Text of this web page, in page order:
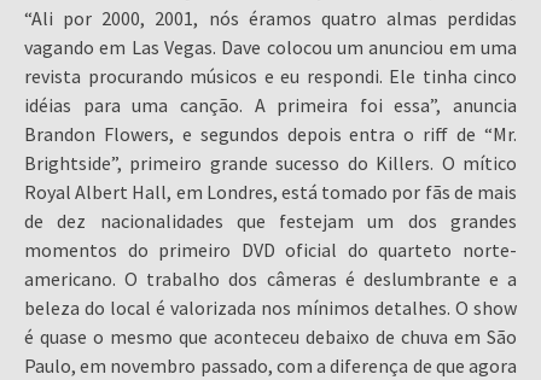
“Ali por 2000, 2001, nós éramos quatro almas perdidas
vagando em Las Vegas. Dave colocou um anunciou em uma
revista procurando músicos e eu respondi. Ele tinha cinco
idéias para uma canção. A primeira foi essa”, anuncia
Brandon Flowers, e segundos depois entra o riff de “Mr.
Brightside”, primeiro grande sucesso do Killers. O mítico
Royal Albert Hall, em Londres, está tomado por fãs de mais
de dez nacionalidades que festejam um dos grandes
momentos do primeiro DVD oficial do quarteto norte-
americano. O trabalho dos câmeras é deslumbrante e a
beleza do local é valorizada nos mínimos detalhes. O show
é quase o mesmo que aconteceu debaixo de chuva em São
Paulo, em novembro passado, com a diferença de que agora